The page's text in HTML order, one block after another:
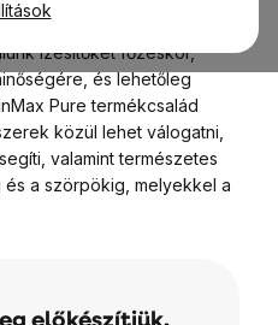
ízesítőket főzéskor,
és lehetőleg
Pure termékcsalád
közül lehet válogatni,
valamint természetes
a szörpökig, melyekkel a